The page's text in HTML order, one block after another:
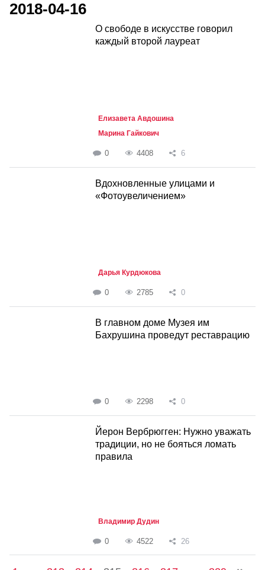
2018-04-16
О свободе в искусстве говорил
каждый второй лауреат
Елизавета Авдошина
Марина Гайкович
0 4408 6
Вдохновленные улицами и
«Фотоувеличением»
Дарья Курдюкова
0 2785 0
В главном доме Музея им
Бахрушина проведут реставрацию
0 2298 0
Йерон Вербрюгген: Нужно уважать
традиции, но не бояться ломать
правила
Владимир Дудин
0 4522 26